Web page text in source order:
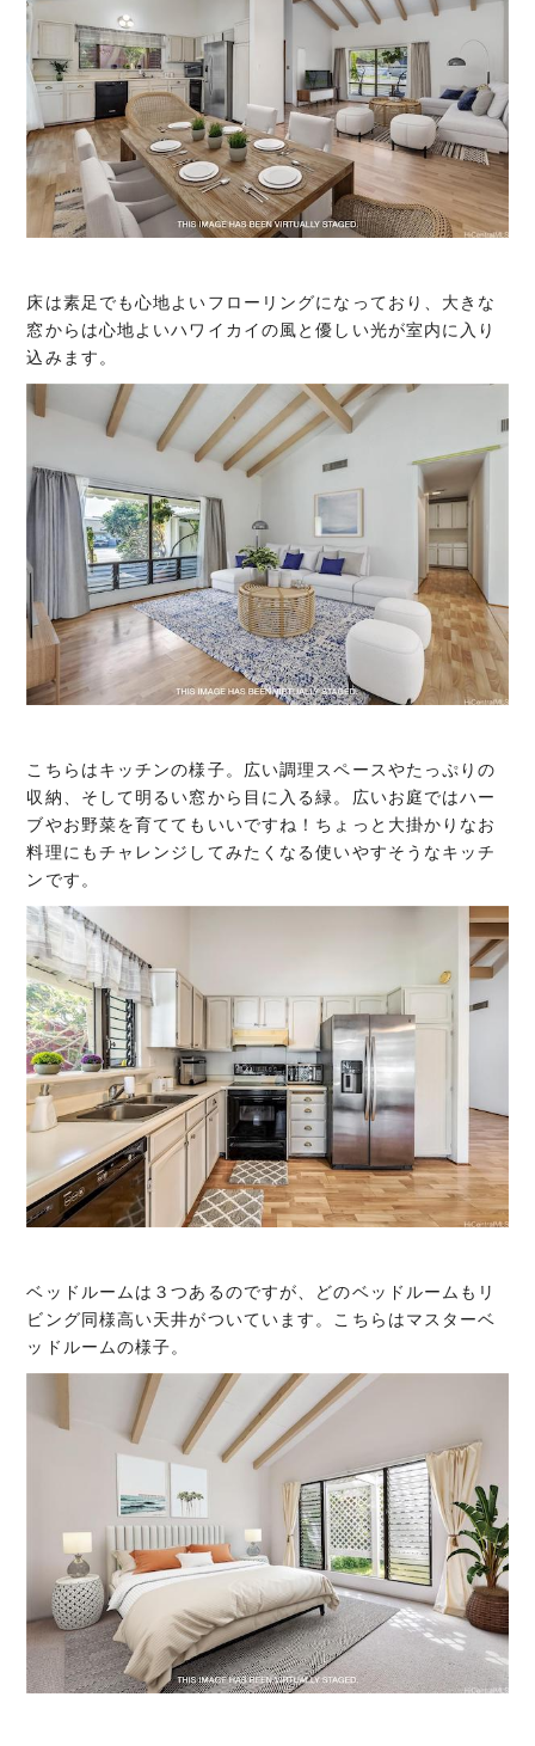
床は素足でも心地よいフローリングになっており、大きな
窓からは心地よいハワイカイの風と優しい光が室内に入り
込みます。
こちらはキッチンの様子。広い調理スペースやたっぷりの
収納、そして明るい窓から目に入る緑。広いお庭ではハー
ブやお野菜を育ててもいいですね！ちょっと大掛かりなお
料理にもチャレンジしてみたくなる使いやすそうなキッチ
ンです。
ベッドルームは３つあるのですが、どのベッドルームもリ
ビング同様高い天井がついています。こちらはマスターベ
ッドルームの様子。